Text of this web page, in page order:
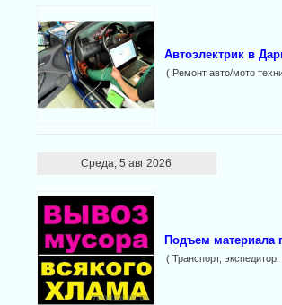
Автоэлектрик в
( Ремонт авто/мото
Среда, 5 авг 2026
Подъем материала
( Транспорт,